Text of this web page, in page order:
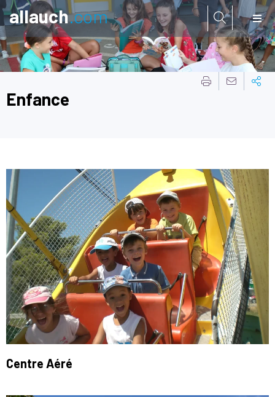
Aller à:allauch.com
Enfance
Centre Aéré